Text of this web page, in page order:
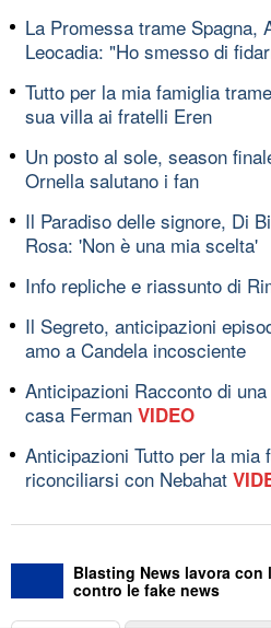
La Promessa trame Spagna,
Leocadia: "Ho smesso di
Tutto per la mia famiglia
sua villa ai fratelli Eren
Un posto al sole, season
Ornella salutano i fan
Il Paradiso delle signore, Di
Rosa: 'Non è una mia scelta'
Info repliche e riassunto di
Il Segreto, anticipazioni
amo a Candela incosciente
Anticipazioni Racconto di
casa Ferman VIDEO
Anticipazioni Tutto per la mia
riconciliarsi con Nebahat
Blasting News lavora con
contro le fake news